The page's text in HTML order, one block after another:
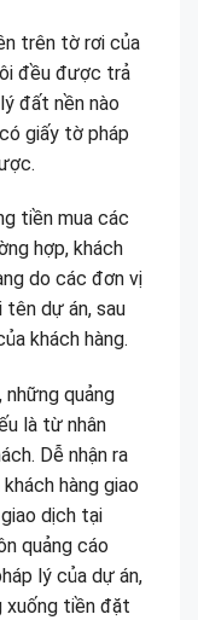
trên tờ rơi của
đều được trả
đất nền nào
giấy tờ pháp
tiền mua các
hợp, khách
do các đơn vị
tên dự án, sau
khách hàng.
những quảng
là từ nhân
Dễ nhận ra
hàng giao
dịch tại
quảng cáo
lý của dự án,
xuống tiền đặt